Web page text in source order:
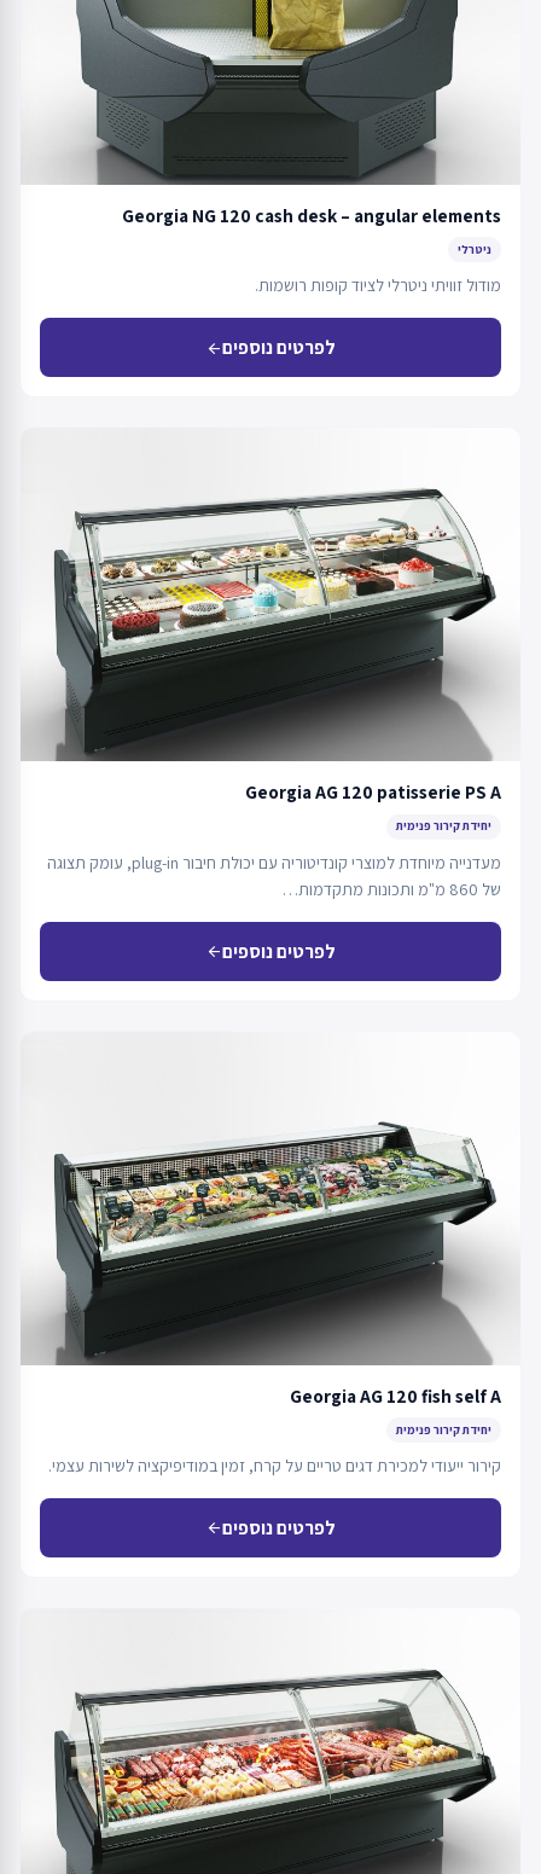
Georgia NG 120 cash desk – angular elements
ניטרלי
מודול זוויתי ניטרלי לציוד קופות רושמות.
לפרטים נוספיםarrow_back
Georgia AG 120 patisserie PS A
יחידת קירור פנימית
מעדנייה מיוחדת למוצרי קונדיטוריה עם יכולת חיבור plug-in, עומק תצוגה
של 860 מ"מ ותכונות מתקדמות…
לפרטים נוספיםarrow_back
Georgia AG 120 fish self A
יחידת קירור פנימית
קירור ייעודי למכירת דגים טריים על קרח, זמין במודיפיקציה לשירות עצמי.
לפרטים נוספיםarrow_back